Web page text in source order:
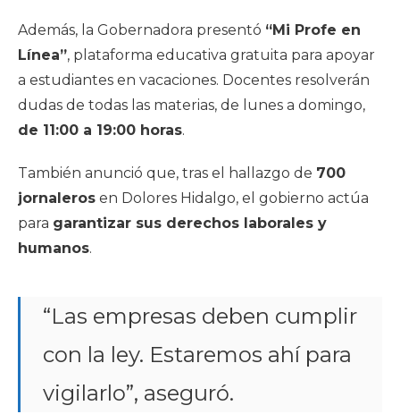
Además, la Gobernadora presentó “Mi Profe en
Línea”, plataforma educativa gratuita para apoyar
a estudiantes en vacaciones. Docentes resolverán
dudas de todas las materias, de lunes a domingo,
de 11:00 a 19:00 horas.
También anunció que, tras el hallazgo de 700
jornaleros en Dolores Hidalgo, el gobierno actúa
para garantizar sus derechos laborales y
humanos.
“Las empresas deben cumplir
con la ley. Estaremos ahí para
vigilarlo”, aseguró.